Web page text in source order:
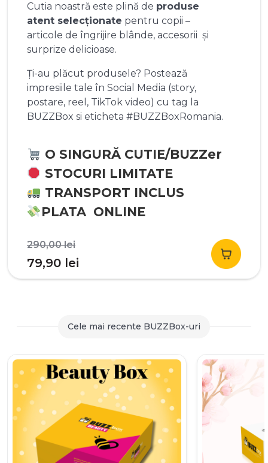
Cutia noastră este plină de produse
atent selecționate pentru copii –
articole de îngrijire blânde, accesorii și
surprize delicioase.
Ți-au plăcut produsele? Postează
impresiile tale în Social Media (story,
postare, reel, TikTok video) cu tag la
BUZZBox si eticheta #BUZZBoxRomania.
O SINGURĂ CUTIE/BUZZer
STOCURI LIMITATE
TRANSPORT INCLUS
PLATA ONLINE
290,00leiPrețul
inițial
a
290,00 lei.
79,90 lei
curent
79,90 lei.
Cele mai recente BUZZBox-uri